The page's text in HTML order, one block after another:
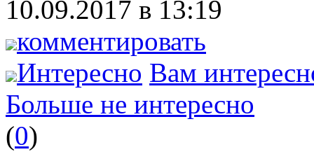
10.09.2017 в 13:19
комментировать
Интересно Вам
Больше не интересно
(0)